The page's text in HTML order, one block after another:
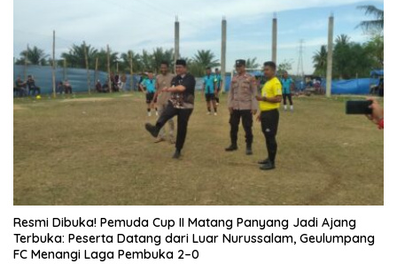
Resmi Dibuka! Pemuda Cup II Matang Panyang Jadi Ajang
Terbuka: Peserta Datang dari Luar Nurussalam, Geulumpang
FC Menangi Laga Pembuka 2–0